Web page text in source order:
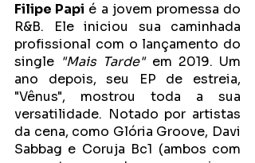
Filipe Papi é a jovem promessa do
R&B. Ele iniciou sua caminhada
profissional com o lançamento do
single "Mais Tarde" em 2019. Um
ano depois, seu EP de estreia,
"Vênus", mostrou toda a sua
versatilidade. Notado por artistas
da cena, como Glória Groove, Davi
Sabbag e Coruja Bc1 (ambos com